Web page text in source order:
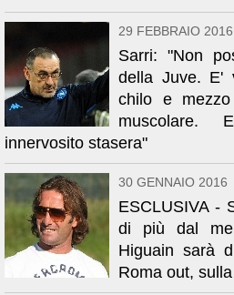
29 FEBBRAIO 2016
Sarri: "Non
della Juve. E'
chilo e
innervosito stasera"
30 GENNAIO 2016
ESCLUSIVA -
di più dal
Higuain sarà
Roma out,